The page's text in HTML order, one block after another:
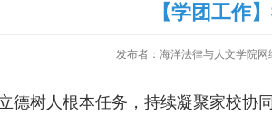
【学团工作
发布者：海洋法律与人文学院网
德树人根本任务，持续凝聚家校协